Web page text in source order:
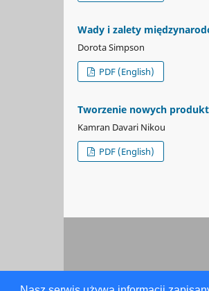
Wady i zalety
Dorota Simpson
PDF (English)
Tworzenie nowych
Kamran Davari Nikou
PDF (English)